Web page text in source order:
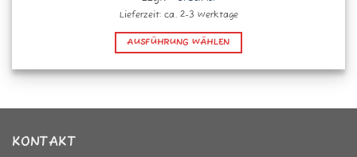
Lieferzeit: ca. 2-3 Werktage
AUSFÜHRUNG WÄHLEN
Produkt
mehrere
KONTAKT